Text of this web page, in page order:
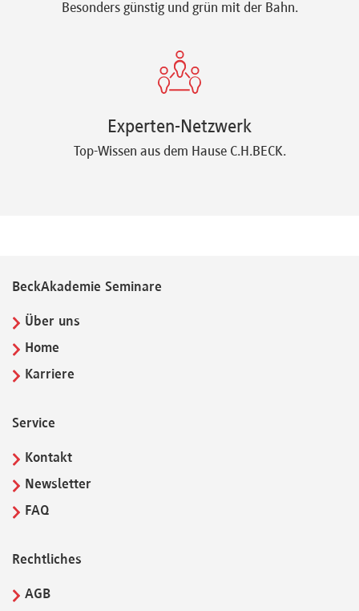
Besonders günstig und grün mit der Bahn.
Experten-Netzwerk
Top-Wissen aus dem Hause C.H.BECK.
BeckAkademie Seminare
Über uns
Home
Karriere
Service
Kontakt
Newsletter
FAQ
Rechtliches
AGB